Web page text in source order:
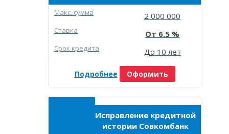
Макc. сумма 2 000 000
Ставка 6.5
Срок кредита До 10 лет
Подробнее Оформить
Исправление кредитной
истории Совкомбанк